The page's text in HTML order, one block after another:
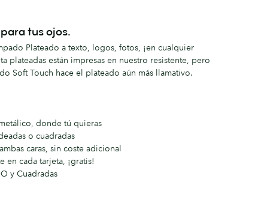
tus ojos.
Plateado a texto, logos, fotos, ¡en cualquier
plateadas están impresas en nuestro resistente, pero
Soft Touch hace el plateado aún más llamativo.
donde tú quieras
o cuadradas
caras, sin coste adicional
en cada tarjeta, ¡gratis!
y Cuadradas